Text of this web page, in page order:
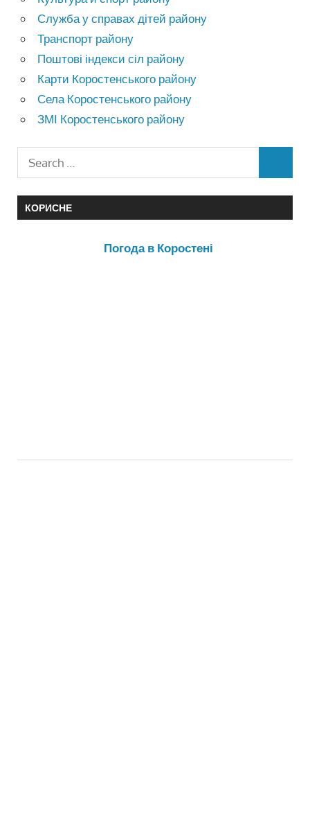
Служба у справах дітей району
Транспорт району
Поштові індекси сіл району
Карти Коростенського району
Села Коростенського району
ЗМІ Коростенського району
КОРИСНЕ
Погода в Коростені